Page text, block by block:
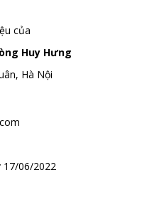
của
Huy Hưng
Hà Nội
17/06/2022